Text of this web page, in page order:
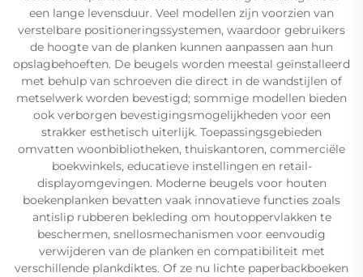
een lange levensduur. Veel modellen zijn voorzien van
verstelbare positioneringssystemen, waardoor gebruikers
de hoogte van de planken kunnen aanpassen aan hun
opslagbehoeften. De beugels worden meestal geïnstalleerd
met behulp van schroeven die direct in de wandstijlen of
metselwerk worden bevestigd; sommige modellen bieden
ook verborgen bevestigingsmogelijkheden voor een
strakker esthetisch uiterlijk. Toepassingsgebieden
omvatten woonbibliotheken, thuiskantoren, commerciële
boekwinkels, educatieve instellingen en retail-
displayomgevingen. Moderne beugels voor houten
boekenplanken bevatten vaak innovatieve functies zoals
antislip rubberen bekleding om houtoppervlakken te
beschermen, snellosmechanismen voor eenvoudig
verwijderen van de planken en compatibiliteit met
verschillende plankdiktes. Of ze nu lichte paperbackboeken